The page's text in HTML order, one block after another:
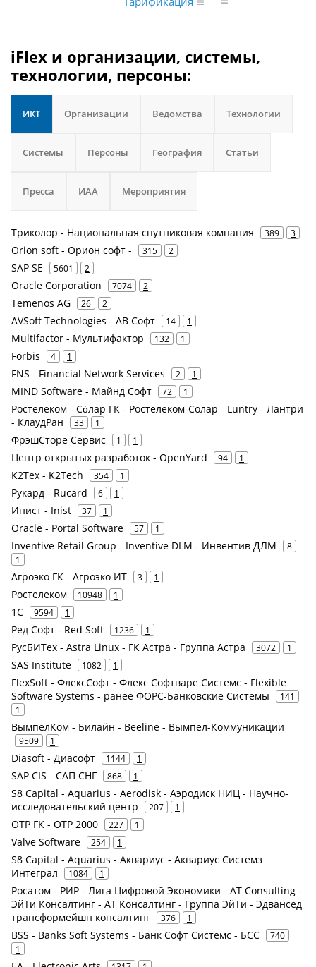
iFlex и организации, системы,
технологии, персоны:
ИКТ Организации Ведомства Технологии
Системы Персоны География Статьи
Пресса ИАА Мероприятия
Триколор - Национальная спутниковая компания 389 3
Orion soft - Орион софт - 315 2
SAP SE 5601 2
Oracle Corporation 7074 2
Temenos AG 26 2
AVSoft Technologies - АВ Софт 14 1
Multifactor - Мультифактор 132 1
Forbis 4 1
FNS - Financial Network Services 2 1
MIND Software - Майнд Софт 72 1
Ростелеком - Сόлар ГК - Ростелеком-Солар - Luntry - Лантри
- КлаудРан
33 1
ФрэшСторе Сервис 1 1
Центр открытых разработок - OpenYard 94 1
К2Тех - K2Tech 354 1
Рукард - Rucard 6 1
Инист - Inist 37 1
Oracle - Portal Software 57 1
Inventive Retail Group - Inventive DLM - Инвентив ДЛМ
8
1
Агроэко ГК - Агроэко ИТ 3 1
Ростелеком 10948 1
1С 9594 1
Ред Софт - Red Soft 1236 1
РусБИТех - Astra Linux - ГК Астра - Группа Астра 3072 1
SAS Institute 1082 1
FlexSoft - ФлексСофт - Флекс Софтваре Системс - Flexible
Software Systems - ранее ФОРС-Банковские Системы
141
1
ВымпелКом - Билайн - Beeline - Вымпел-Коммуникации
9509 1
Diasoft - Диасофт 1144 1
SAP CIS - САП СНГ 868 1
S8 Capital - Aquarius - Aerodisk - Аэродиск НИЦ - Научно-
исследовательский центр
207 1
ОТР ГК - ОТР 2000 227 1
Valve Software 254 1
S8 Capital - Aquarius - Аквариус - Аквариус Системз
Интеграл
1084 1
Росатом - РИР - Лига Цифровой Экономики - AT Consulting -
ЭйТи Консалтинг - АТ Консалтинг - Группа ЭйТи - Эдвансед
трансформейшн консалтинг
376 1
BSS - Banks Soft Systems - Банк Софт Системс - БСС
740
1